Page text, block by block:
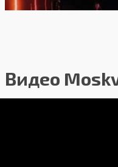
Видео